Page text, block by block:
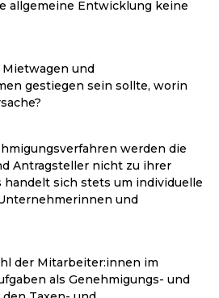
allgemeine Entwicklung keine
Mietwagen und
gestiegen sein sollte, worin
werden die
Antragsteller nicht zu ihrer
handelt sich stets um individuelle
und
der Mitarbeiter:innen im
als Genehmigungs- und